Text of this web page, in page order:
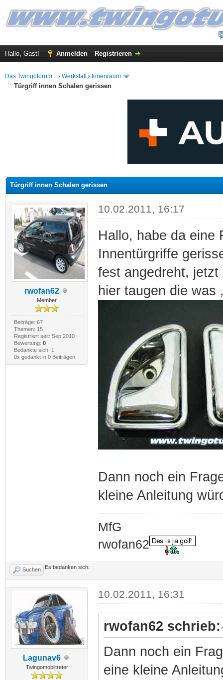
Hallo, Gast! Anmelden Registrieren
Das Twingoforum... › Werkstatt› Innenraum
Türgriff innen Schalen gerissen
Türgriff innen Schalen gerissen
rwofan62
Member
Beiträge: 67
Themen: 15
Registriert seit: Sep 2010
Bewertung: 0
Bedankte sich: 1
0x gedankt in 0 Beiträgen
10.02.2011, 16:17
Hallo, habe da eine
Innentürgriffe
fest angedreht,
hier taugen die was
Dann noch ein
kleine Anleitung
MfG
rwofan62
Suchen Es bedanken sich:
Lagunav6
Twingomobiltreter
10.02.2011, 16:31
rwofan62 schrieb:
Dann noch ein
eine kleine